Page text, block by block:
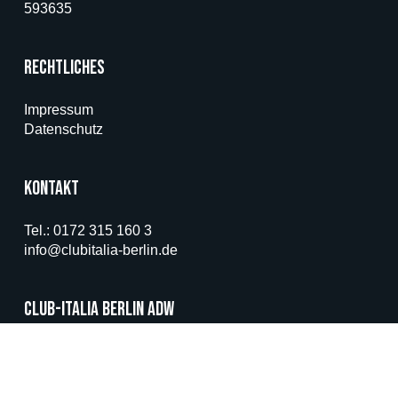
593635
Rechtliches
Impressum
Datenschutz
Kontakt
Tel.: 0172 315 160 3
info@clubitalia-berlin.de
CLUB-ITALIA Berlin ADW